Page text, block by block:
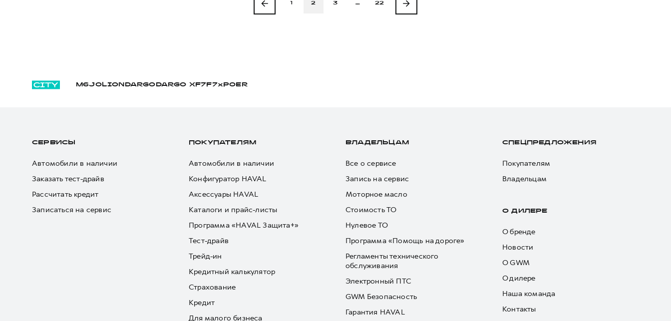
1 2 3 … 22
M6JOLION DARGO DARGO Х F7 F7x POER
СЕРВИСЫ
Автомобили в наличии
Заказать тест-драйв
Рассчитать кредит
Записаться на сервис
ПОКУПАТЕЛЯМ
Автомобили в наличии
Конфигуратор HAVAL
Аксессуары HAVAL
Каталоги и прайс-листы
Программа «HAVAL Защита+»
Тест-драйв
Трейд-ин
Кредитный калькулятор
Страхование
Кредит
Для малого бизнеса
ВЛАДЕЛЬЦАМ
Все о сервисе
Запись на сервис
Моторное масло
Стоимость ТО
Нулевое ТО
Программа «Помощь на дороге»
Регламенты технического
обслуживания
Электронный ПТС
GWM Безопасность
Гарантия HAVAL
СПЕЦПРЕДЛОЖЕНИЯ
Покупателям
Владельцам
О ДИЛЕРЕ
О бренде
Новости
О GWM
О дилере
Наша команда
Контакты